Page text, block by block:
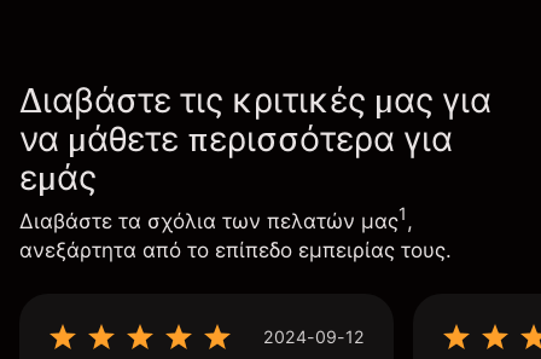
Διαβάστε τις κριτικές μας για
να μάθετε περισσότερα για
εμάς
Διαβάστε τα σχόλια των πελατών μας1,
ανεξάρτητα από το επίπεδο εμπειρίας τους.
2024-09-12